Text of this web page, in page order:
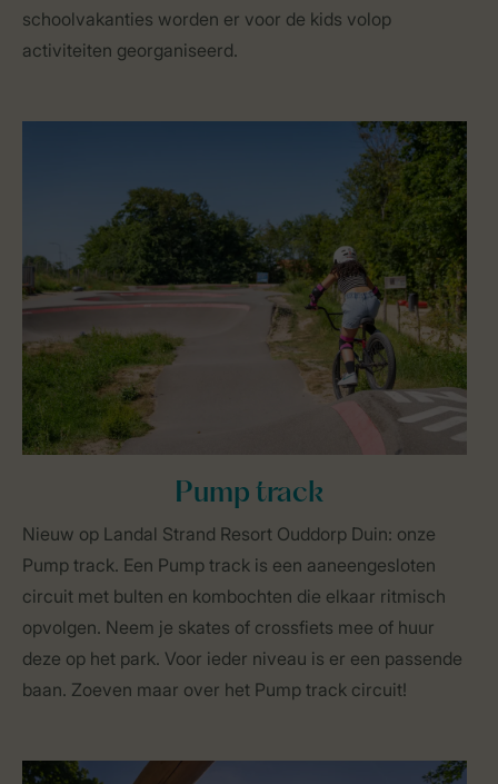
schoolvakanties worden er voor de kids volop
activiteiten georganiseerd.
Pump track
Nieuw op Landal Strand Resort Ouddorp Duin: onze
Pump track. Een Pump track is een aaneengesloten
circuit met bulten en kombochten die elkaar ritmisch
opvolgen. Neem je skates of crossfiets mee of huur
deze op het park. Voor ieder niveau is er een passende
baan. Zoeven maar over het Pump track circuit!